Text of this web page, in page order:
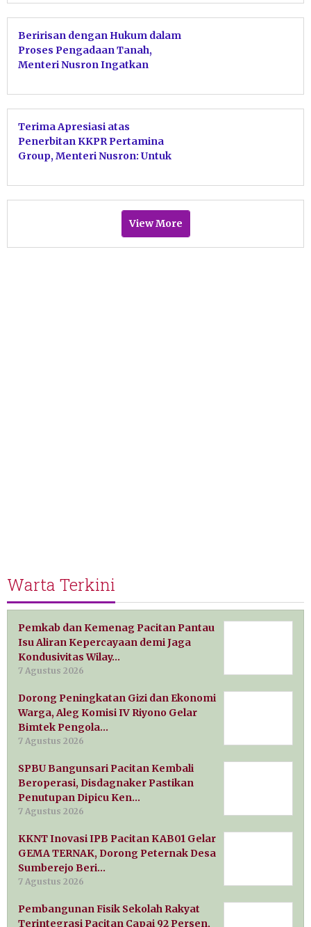
pada PTSL
Beririsan dengan Hukum dalam
Proses Pengadaan Tanah,
Menteri Nusron Ingatkan
Kaltim Perkuat Sinergi dengan
APH
Terima Apresiasi atas
Penerbitan KKPR Pertamina
Group, Menteri Nusron: Untuk
Swasembada Energi
View More
Warta Terkini
Pemkab dan Kemenag Pacitan Pantau
Isu Aliran Kepercayaan demi Jaga
Kondusivitas Wilay…
7 Agustus 2026
Dorong Peningkatan Gizi dan Ekonomi
Warga, Aleg Komisi IV Riyono Gelar
Bimtek Pengola…
7 Agustus 2026
SPBU Bangunsari Pacitan Kembali
Beroperasi, Disdagnaker Pastikan
Penutupan Dipicu Ken…
7 Agustus 2026
KKNT Inovasi IPB Pacitan KAB01 Gelar
GEMA TERNAK, Dorong Peternak Desa
Sumberejo Beri…
7 Agustus 2026
Pembangunan Fisik Sekolah Rakyat
Terintegrasi Pacitan Capai 92 Persen,